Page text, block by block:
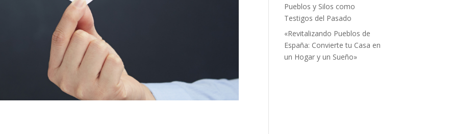
Pueblos y Silos como
Testigos del Pasado
«Revitalizando Pueblos de
España: Convierte tu Casa en
un Hogar y un Sueño»